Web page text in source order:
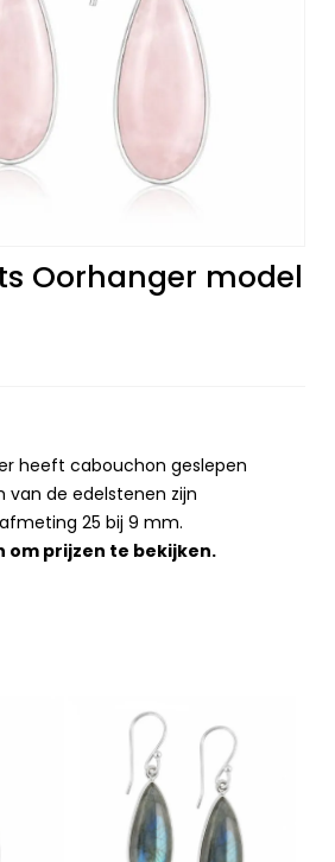
Oorhanger model
heeft cabouchon geslepen
van de edelstenen zijn
25 bij 9 mm.
om prijzen te bekijken.